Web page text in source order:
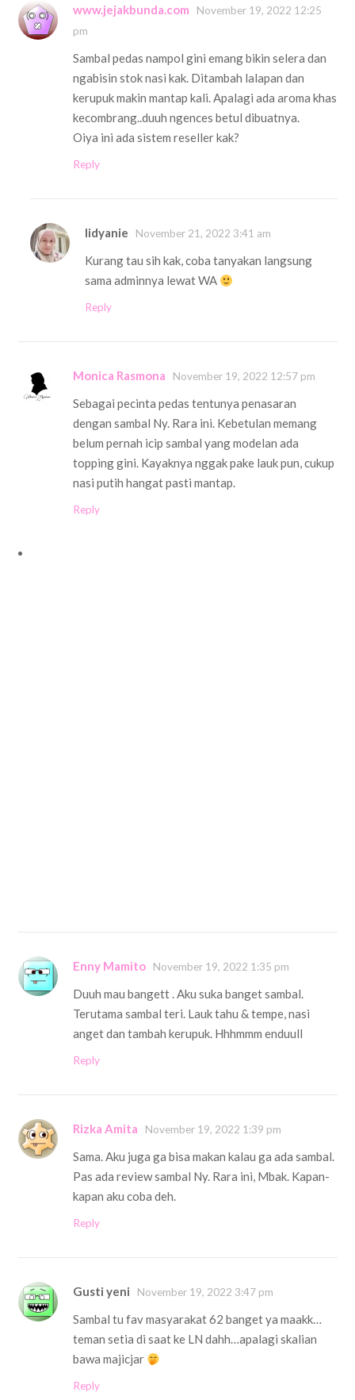
www.jejakbunda.com
November 19, 2022 12:25
pm
Sambal pedas nampol gini emang bikin selera dan
ngabisin stok nasi kak. Ditambah lalapan dan
kerupuk makin mantap kali. Apalagi ada aroma khas
kecombrang..duuh ngences betul dibuatnya.
Oiya ini ada sistem reseller kak?
Reply
Iidyanie November 21, 2022 3:41 am
Kurang tau sih kak, coba tanyakan langsung
sama adminnya lewat WA
Reply
Monica Rasmona November 19, 2022 12:57 pm
Sebagai pecinta pedas tentunya penasaran
dengan sambal Ny. Rara ini. Kebetulan memang
belum pernah icip sambal yang modelan ada
topping gini. Kayaknya nggak pake lauk pun, cukup
nasi putih hangat pasti mantap.
Reply
Enny Mamito November 19, 2022 1:35 pm
Duuh mau bangett . Aku suka banget sambal.
Terutama sambal teri. Lauk tahu & tempe, nasi
anget dan tambah kerupuk. Hhhmmm enduull
Reply
Rizka Amita November 19, 2022 1:39 pm
Sama. Aku juga ga bisa makan kalau ga ada sambal.
Pas ada review sambal Ny. Rara ini, Mbak. Kapan-
kapan aku coba deh.
Reply
Gusti yeni November 19, 2022 3:47 pm
Sambal tu fav masyarakat 62 banget ya maakk…
teman setia di saat ke LN dahh…apalagi skalian
bawa majicjar
Reply